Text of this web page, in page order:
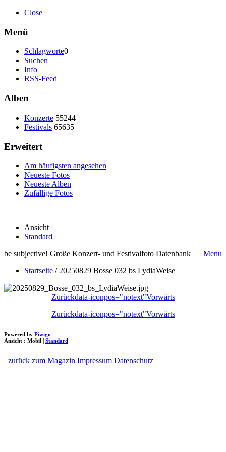
Close
Menü
Schlagworte0
Suchen
Info
RSS-Feed
Alben
Konzerte 55244
Festivals 65635
Erweitert
Am häufigsten angesehen
Neueste Fotos
Neueste Alben
Zufällige Fotos
Ansicht
Standard
be subjective! Große Konzert- und Festivalfoto Datenbank
Menu
Startseite / 20250829 Bosse 032 bs LydiaWeise
Zurückdata-iconpos="notext"Vorwärts
Zurückdata-iconpos="notext"Vorwärts
Powered by Piwigo
Ansicht : Mobil Standard
zurück zum Magazin Impressum Datenschutz